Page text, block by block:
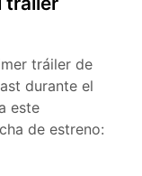
tráiler de
durante el
este
de estreno: